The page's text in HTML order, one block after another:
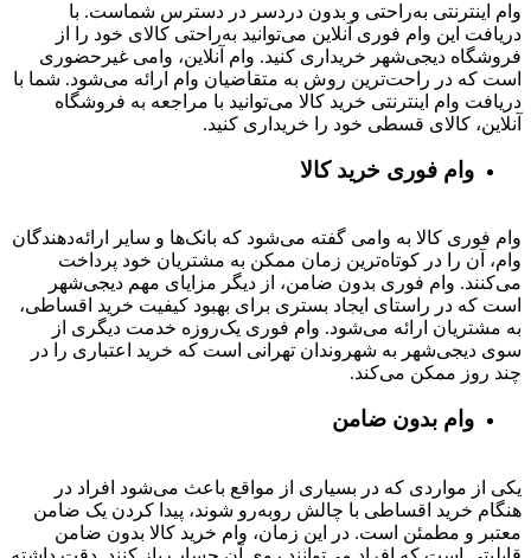
وام اینترنتی به‌راحتی و بدون دردسر در دسترس شماست. با
دریافت این وام فوری آنلاین می‌توانید به‌راحتی کالای خود را از
فروشگاه دیجی‌شهر خریداری کنید. وام آنلاین، وامی غیرحضوری
است که در راحت‌ترین روش به متقاضیان وام ارائه می‌شود. شما با
دریافت وام اینترنتی خرید کالا می‌توانید با مراجعه به فروشگاه
آنلاین، کالای قسطی خود را خریداری کنید.
وام فوری خرید کالا
وام فوری کالا به وامی گفته می‌شود که بانک‌ها و سایر ارائه‌دهندگان
وام، آن را در کوتاه‌ترین زمان ممکن به مشتریان خود پرداخت
می‌کنند. وام فوری بدون ضامن، از دیگر مزایای مهم دیجی‌شهر
است که در راستای ایجاد بستری برای بهبود کیفیت خرید اقساطی،
به مشتریان ارائه می‌شود. وام فوری یک‌روزه خدمت دیگری از
سوی دیجی‌شهر به شهروندان تهرانی است که خرید اعتباری را در
چند روز ممکن می‌کند.
وام بدون ضامن
یکی از مواردی که در بسیاری از مواقع باعث می‌شود افراد در
هنگام خرید اقساطی با چالش روبه‌رو شوند، پیدا کردن یک ضامن
معتبر و مطمئن است. در این زمان، وام خرید کالا بدون ضامن